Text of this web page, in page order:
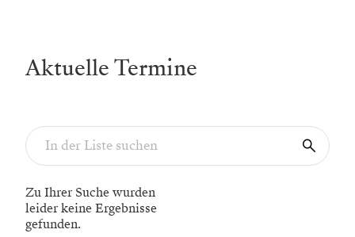
Aktuelle Termine
Zu Ihrer Suche wurden
leider keine Ergebnisse
gefunden.